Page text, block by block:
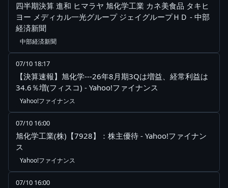
四半期決算 進和 ヒマラヤ 旭化学工業 カネ美食品 タキヒ
ヨー メディカル一光グループ ジェイグループＨＤ - 中部
経済新聞
中部経済新聞
07/10 18:17
【決算速報】旭化学---26年8月期3Qは増益、経常利益は
34.6％増(フィスコ) - Yahoo!ファイナンス
Yahoo!ファイナンス
07/10 16:00
旭化学工業(株)【7928】：株主優待 - Yahoo!ファイナン
ス
Yahoo!ファイナンス
07/10 16:00